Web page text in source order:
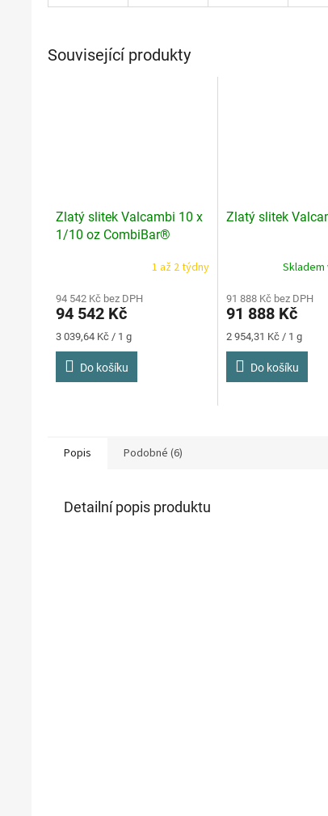
Související produkty
Zlatý slitek Valcambi 10 x
1/10 oz CombiBar®
produktu
je
5,0
hvězdiček.
1 až 2 týdny
94 542 Kč bez DPH
94 542 Kč
Měrná
cena:
3 039,64 Kč / 1 g
Do košíku
Zlatý slitek
91 888 Kč bez DPH
91 888 Kč
Měrná
cena:
2 954,31 Kč / 1 g
Do košíku
Popis Podobné (6)
Detailní popis produktu